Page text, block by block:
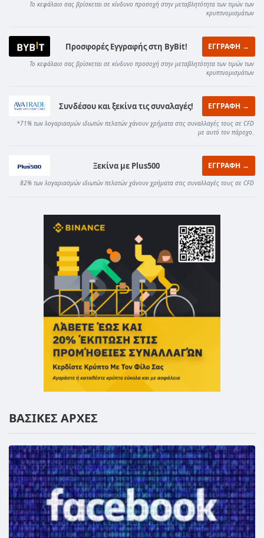
Το κεφάλαιο σας βρίσκεται σε κίνδυνο προσοχή στην μεταβλητότητα των τιμών των
κρυπτνομισμάτων
Προσφορές Εγγραφής στη ByBit! ΕΓΓΡΑΦΗ →
Το κεφάλαιο σας βρίσκεται σε κίνδυνο προσοχή στην μεταβλητότητα των τιμών των
κρυπτνομισμάτων
Συνδέσου και ξεκίνα τις συναλαγές! ΕΓΓΡΑΦΗ →
*71% των λογαριασμών ιδιωτών πελατών χάνουν χρήματα στις συναλλαγές τους σε CFD
με αυτό τον πάροχο.
Ξεκίνα με Plus500 ΕΓΓΡΑΦΗ →
82% των λογαριασμών ιδιωτών πελατών χάνουν χρήματα στις συναλλαγές τους σε CFD
ΒΑΣΙΚΕΣ ΑΡΧΕΣ